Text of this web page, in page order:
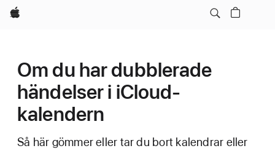
Apple
Om du har dubblerade
händelser i iCloud-
kalendern
Så här gömmer eller tar du bort kalendrar eller